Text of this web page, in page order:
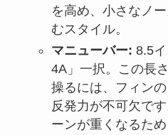
を高め、小さなノ
むスタイル。
マニューバー: 8.5
4A」一択。この長
操るには、フィン
反発力が不可欠で
ーンが重くなるた